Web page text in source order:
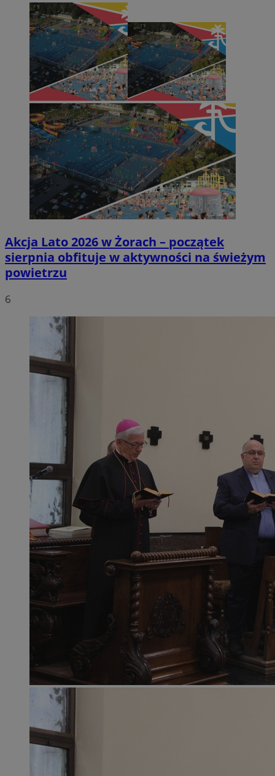
Akcja Lato 2026 w Żorach – początek
sierpnia obfituje w aktywności na świeżym
powietrzu
6